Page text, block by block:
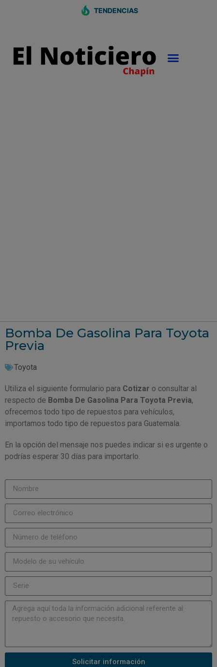
TENDENCIAS
Bomba De Gasolina Para Toyota
Previa
Toyota
Utiliza el siguiente formulario para Cotizar o consultar al
respecto de Bomba De Gasolina Para Toyota Previa,
ofrecemos todo tipo de repuestos para vehículos,
importamos todo tipo de repuestos para Guatemala.
En la opción del mensaje nos puedes indicar si es urgente o
podrías esperar 30 días para importarlo.
Solicitar información